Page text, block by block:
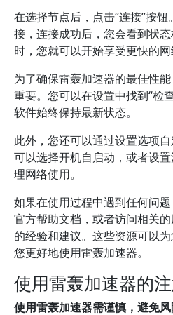
在选择节点后，点击“连接”按
接，连接成功后，您会看到状
时，您就可以开始享受更快的网
为了确保雷轰加速器的最佳性
重要。您可以在设置中找到“检
软件始终保持最新状态。
此外，您还可以通过设置选项
可以选择开机自启动，或者设
理网络使用。
如果在使用过程中遇到任何问
官方帮助文档，或者访问相关
的经验和建议。这些资源可以
您更好地使用雷轰加速器。
使用雷轰加速器的
使用雷轰加速器需谨慎，避免风